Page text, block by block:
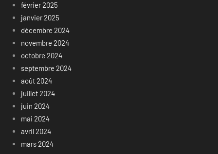
février 2025
janvier 2025
décembre 2024
novembre 2024
octobre 2024
septembre 2024
août 2024
juillet 2024
juin 2024
mai 2024
avril 2024
mars 2024